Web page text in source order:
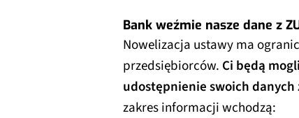
Bank weźmie nasze dane z
Nowelizacja ustawy ma
przedsiębiorców. Ci będą
udostępnienie swoich
zakres informacji wchodzą: